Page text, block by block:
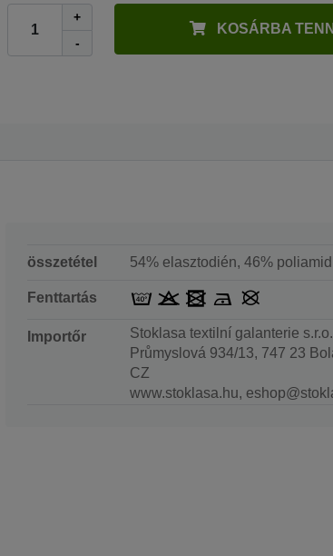
+
-
KOSÁRBA TENNI
összetétel 54% elasztodién, 46% poliamid
Fenttartás
Importőr
Stoklasa textilní galanterie s.r.o.
Průmyslová 934/13, 747 23
CZ
www.stoklasa.hu,